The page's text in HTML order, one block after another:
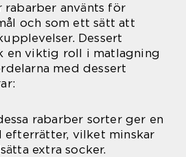
rabarber använts för
och som ett sätt att
Dessert
en viktig roll i matlagning
med dessert
rabarber sorter ger en
vilket minskar
extra socker.